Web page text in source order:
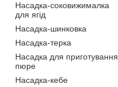
Насадка-соковижималка
для ягід
Насадка-шинковка
Насадка-терка
Насадка для приготування
пюре
Насадка-кебе